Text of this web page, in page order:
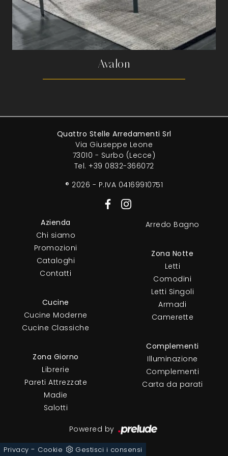
Avalon
Quattro Stelle Arredamenti Srl
Via Giuseppe Leone
73010 - Surbo (Lecce)
Tel. +39 0832-366072
® 2026 - P.IVA 04169910751
Azienda
Chi siamo
Promozioni
Cataloghi
Contatti
Cucine
Cucine Moderne
Cucine Classiche
Zona Giorno
Librerie
Pareti Attrezzate
Madie
Salotti
Arredo Bagno
Zona Notte
Letti
Comodini
Letti Singoli
Armadi
Camerette
Complementi
Illuminazione
Complementi
Carta da parati
Powered by
Privacy - Cookie Gestisci i consensi